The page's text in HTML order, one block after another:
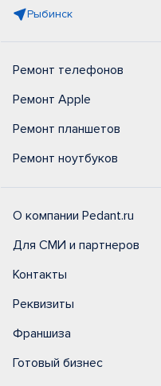
Рыбинск
Ремонт телефонов
Ремонт Apple
Ремонт планшетов
Ремонт ноутбуков
О компании Pedant.ru
Для СМИ и партнеров
Контакты
Реквизиты
Франшиза
Готовый бизнес